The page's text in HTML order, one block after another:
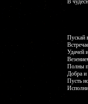
В
Пускай
Удачей
Полны
Добра и
Пусть